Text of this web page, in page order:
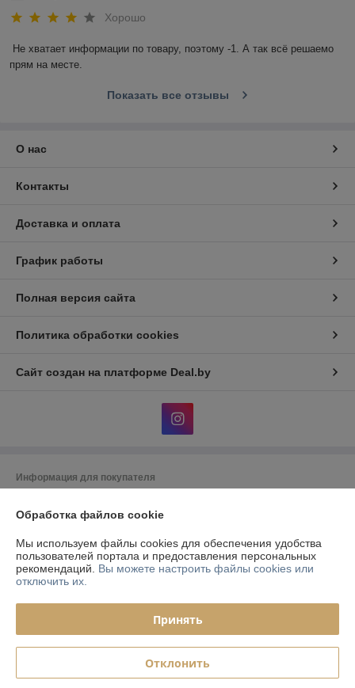
Хорошо
Не хватает информации по товару, поэтому -1. А так всё решаемо
прям на месте.
Показать все отзывы
О нас
Контакты
Доставка и оплата
График работы
Полная версия сайта
Политика обработки cookies
Сайт создан на платформе Deal.by
Информация для покупателя
Республика Беларусь, 220073, г. Минск, ул. Ольшевского, 10, каб.322
Регистрационный номер ЕГР: 192024846
УНП: 192024846
Дата регистрации компании: 07.08.2013
Местонахождение книги жалоб и предложений: ул. Ольшевского 10-
324
Обработка файлов cookie
Мы используем файлы cookies для обеспечения удобства
пользователей портала и предоставления персональных
рекомендаций. Вы можете настроить файлы cookies или
отключить их.
Принять
Отклонить